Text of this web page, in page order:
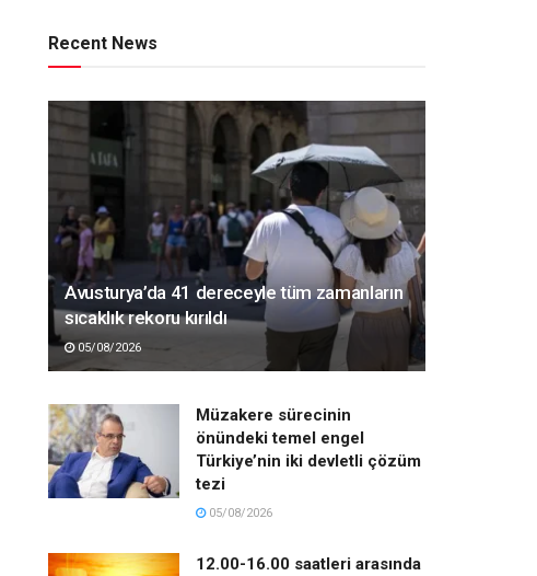
Recent News
Avusturya’da 41 dereceyle tüm zamanların
sıcaklık rekoru kırıldı
05/08/2026
Müzakere sürecinin
önündeki temel engel
Türkiye’nin iki devletli çözüm
tezi
05/08/2026
12.00-16.00 saatleri arasında